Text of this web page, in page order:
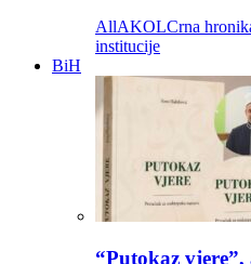
AllAKOLCrna
institucije
BiH
“Putokaz